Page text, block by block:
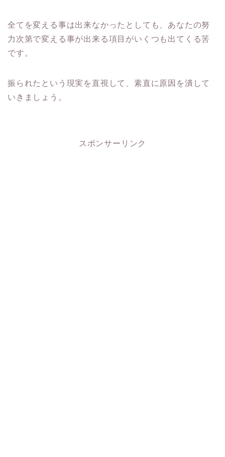
全てを変える事は出来なかったとしても、 あなたの努
力次第で変える事が出来る項目がいくつも出てくる筈
です。
振られたという現実を直視して、 素直に原因を潰して
いきましょう。
スポンサーリンク